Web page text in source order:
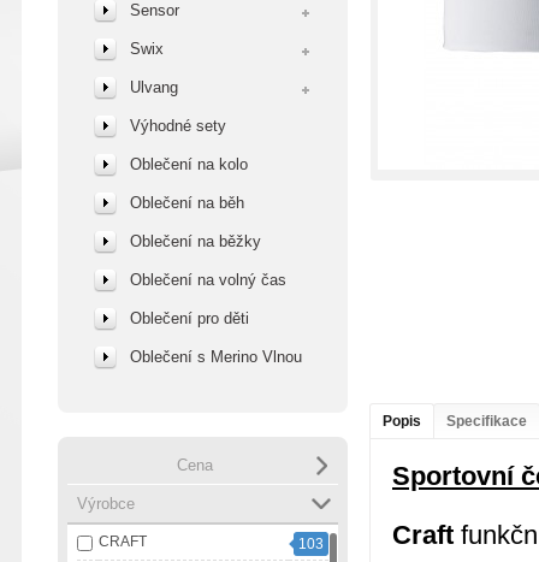
Sensor
Swix
Ulvang
Výhodné sety
Oblečení na kolo
Oblečení na běh
Oblečení na běžky
Oblečení na volný čas
Oblečení pro děti
Oblečení s Merino Vlnou
Cena
Výrobce
CRAFT
103
Popis Specifikace
Sportovní
Craft